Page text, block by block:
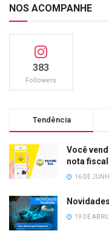
NOS ACOMPANHE
383
Followers
Tendência
Você
nota
16 DE
19 DE